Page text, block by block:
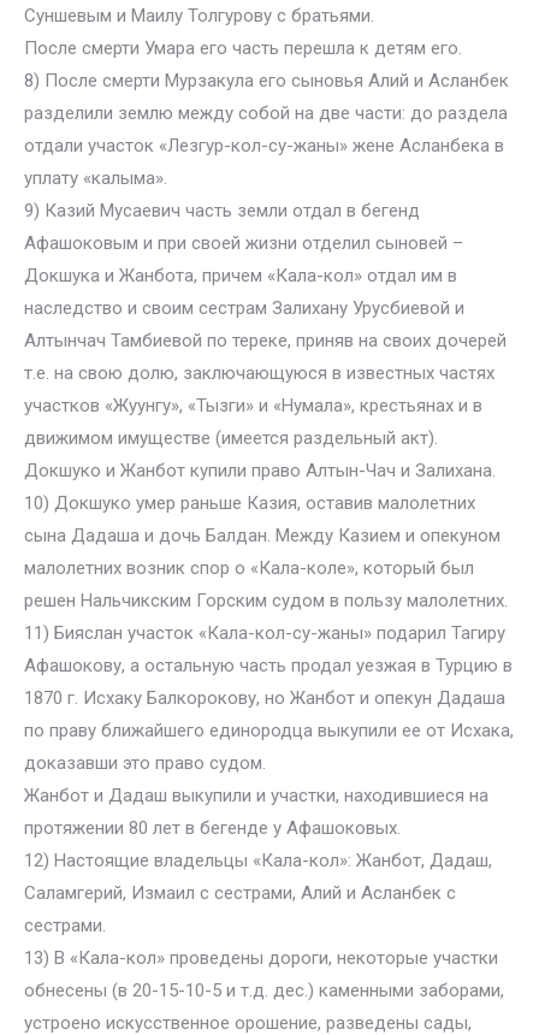
Суншевым и Маилу Толгурову с братьями.
После смерти Умара его часть перешла к детям его.
8) После смерти Мурзакула его сыновья Алий и Асланбек
разделили землю между собой на две части: до раздела
отдали участок «Лезгур-кол-су-жаны» жене Асланбека в
уплату «калыма».
9) Казий Мусаевич часть земли отдал в бегенд
Афашоковым и при своей жизни отделил сыновей –
Докшука и Жанбота, причем «Кала-кол» отдал им в
наследство и своим сестрам Залихану Урусбиевой и
Алтынчач Тамбиевой по тереке, приняв на своих дочерей
т.е. на свою долю, заключающуюся в известных частях
участков «Жуунгу», «Тызги» и «Нумала», крестьянах и в
движимом имуществе (имеется раздельный акт).
Докшуко и Жанбот купили право Алтын-Чач и Залихана.
10) Докшуко умер раньше Казия, оставив малолетних
сына Дадаша и дочь Балдан. Между Казием и опекуном
малолетних возник спор о «Кала-коле», который был
решен Нальчикским Горским судом в пользу малолетних.
11) Бияслан участок «Кала-кол-су-жаны» подарил Тагиру
Афашокову, а остальную часть продал уезжая в Турцию в
1870 г. Исхаку Балкорокову, но Жанбот и опекун Дадаша
по праву ближайшего единородца выкупили ее от Исхака,
доказавши это право судом.
Жанбот и Дадаш выкупили и участки, находившиеся на
протяжении 80 лет в бегенде у Афашоковых.
12) Настоящие владельцы «Кала-кол»: Жанбот, Дадаш,
Саламгерий, Измаил с сестрами, Алий и Асланбек с
сестрами.
13) В «Кала-кол» проведены дороги, некоторые участки
обнесены (в 20-15-10-5 и т.д. дес.) каменными заборами,
устроено искусственное орошение, разведены сады,